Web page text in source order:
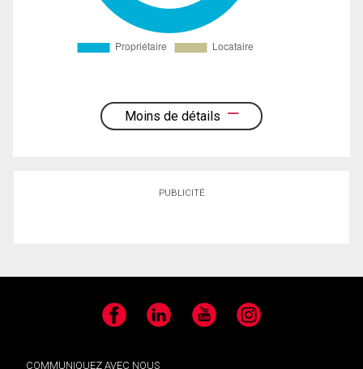
Moins de détails
PUBLICITÉ
Facebook LinkedIn YouTube Instagram
COMMUNIQUEZ AVEC NOUS